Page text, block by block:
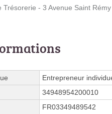
Trésorerie - 3 Avenue Saint Rémy
Entrepreneur
34948954200010
FR03349489542